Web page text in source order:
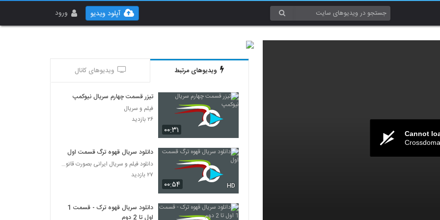
ورود آپلود ویدیو
Cannot
ویدیوهای مرتبط ویدیوهای کانال
۰۰:۳۱
تیزر قسمت چهارم سریال نیوکمپ
فیلم و سریال
۲۶ بازدید
۰۰:۵۴ HD
دانلود سریال قهوه ترگ قسمت اول
دانلود فیلم و سریال ایرانی بصورت قانونی
۲۷ بازدید
دانلود سریال قهوه ترک - قسمت 1
اول تا 2 دوم